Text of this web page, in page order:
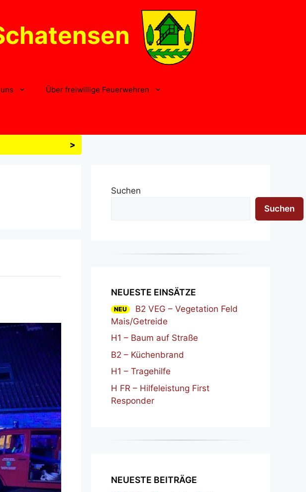
Über freiwillige Feuerwehren
>
Suchen
Suchen
NEUESTE EINSÄTZE
NEU
B2 VEG – Vegetation Feld
Mais/Getreide
H1 – Baum auf Straße
B2 – Küchenbrand
H1 – Tragehilfe
H FR – Hilfeleistung First
Responder
NEUESTE BEITRÄGE